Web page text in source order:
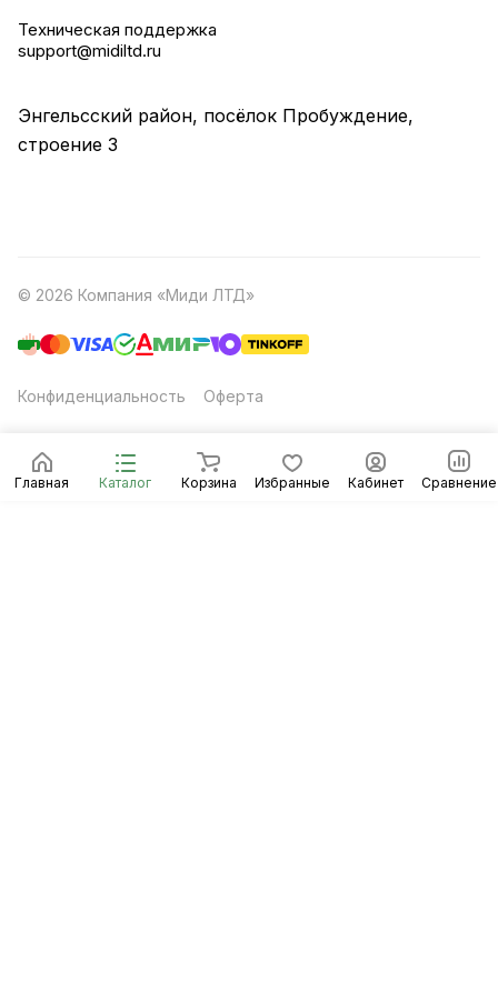
Главная Каталог Корзина Избранные Кабинет Сравнение
Техническая поддержка
support@midiltd.ru
Энгельсский район, посёлок Пробуждение,
строение 3
© 2026 Компания «Миди ЛТД»
Конфиденциальность Оферта